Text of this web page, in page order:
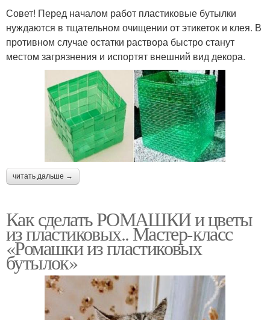
Совет! Перед началом работ пластиковые бутылки
нуждаются в тщательном очищении от этикеток и клея. В
противном случае остатки раствора быстро станут
местом загрязнения и испортят внешний вид декора.
читать дальше →
Как сделать РОМАШКИ и цветы
из пластиковых.. Мастер-класс
«Ромашки из пластиковых
бутылок»